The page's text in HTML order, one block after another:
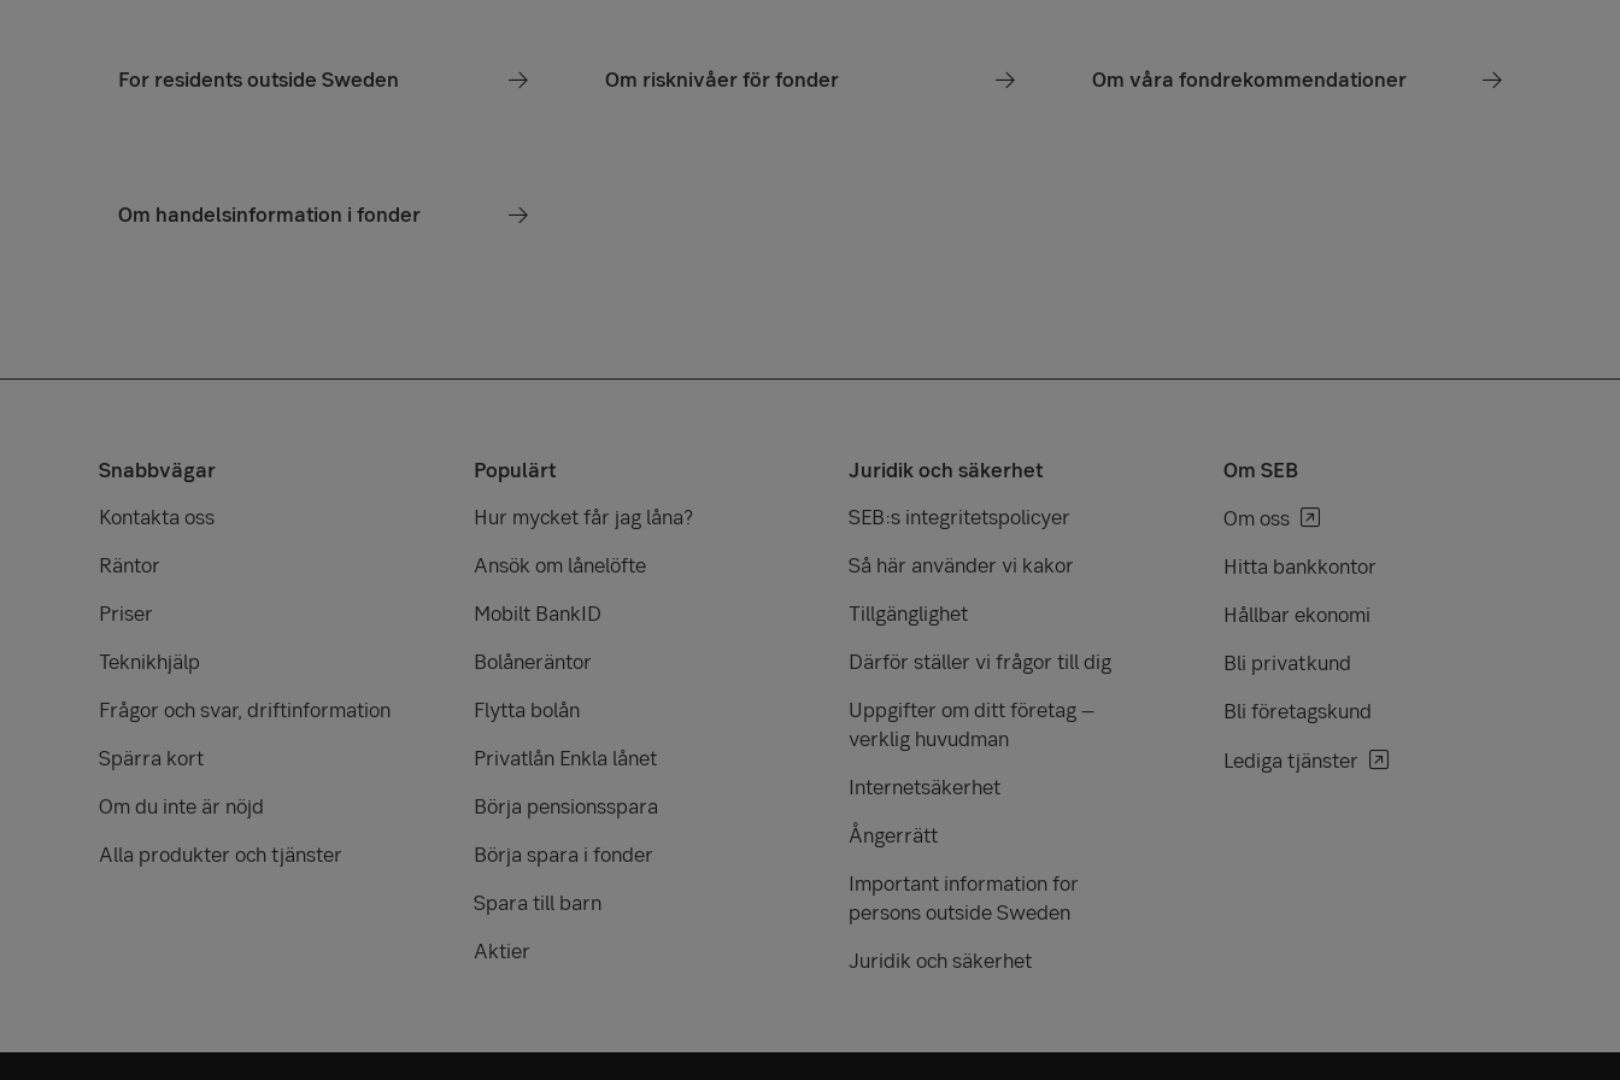
For residents outside Sweden Om risknivåer för fonder Om våra fondrekommendationer
Om handelsinformation i fonder
Snabbvägar
Kontakta oss
Räntor
Priser
Teknikhjälp
Frågor och svar, driftinformation
Spärra kort
Om du inte är nöjd
Alla produkter och tjänster
Populärt
Hur mycket får jag låna?
Ansök om lånelöfte
Mobilt BankID
Bolåneräntor
Flytta bolån
Privatlån Enkla lånet
Börja pensionsspara
Börja spara i fonder
Spara till barn
Aktier
Juridik och säkerhet
SEB:s integritetspolicyer
Så här använder vi kakor
Tillgänglighet
Därför ställer vi frågor till dig
Uppgifter om ditt företag –
verklig huvudman
Internetsäkerhet
Ångerrätt
Important information for
persons outside Sweden
Juridik och säkerhet
Om SEB
Om oss
Hitta bankkontor
Hållbar ekonomi
Bli privatkund
Bli företagskund
Lediga tjänster